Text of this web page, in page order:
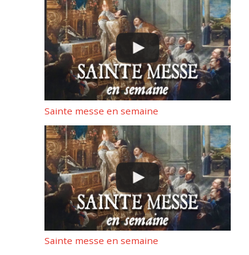
Sainte messe en semaine
Sainte messe en semaine